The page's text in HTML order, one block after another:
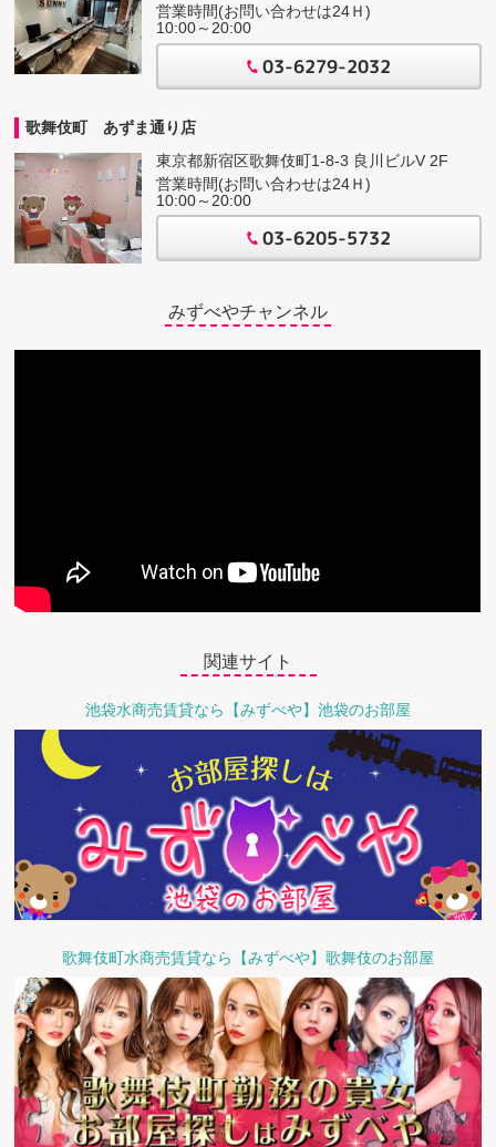
営業時間(お問い合わせは24Ｈ)
10:00～20:00
03-6279-2032
歌舞伎町 あずま通り店
東京都新宿区歌舞伎町1-8-3 良川ビルV 2F
営業時間(お問い合わせは24Ｈ)
10:00～20:00
03-6205-5732
みずべやチャンネル
関連サイト
池袋水商売賃貸なら【みずべや】池袋のお部屋
歌舞伎町水商売賃貸なら【みずべや】歌舞伎のお部屋